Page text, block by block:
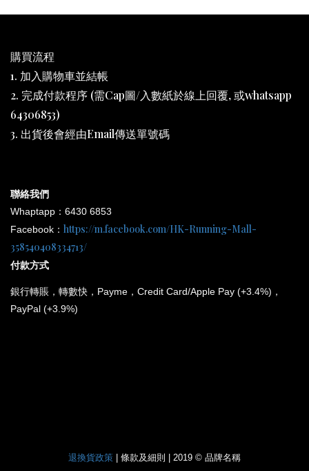
購買流程
1. 加入購物車並結帳
2. 完成付款程序 (需Cap圖/入數紙於線上回覆, 或whatsapp
64306853)
3. 出貨後會經由Email傳送單號碼
聯絡我們
Whaptapp：6430 6853
Facebook： https://m.facebook.com/HK-Running-Mall-
358540408334713/
付款方式
銀行轉賬，轉數快，Payme，Credit Card/Apple Pay (+3.4%)，
PayPal (+3.9%)
退換貨政策 | 條款及細則 | 2019 © 品牌名稱